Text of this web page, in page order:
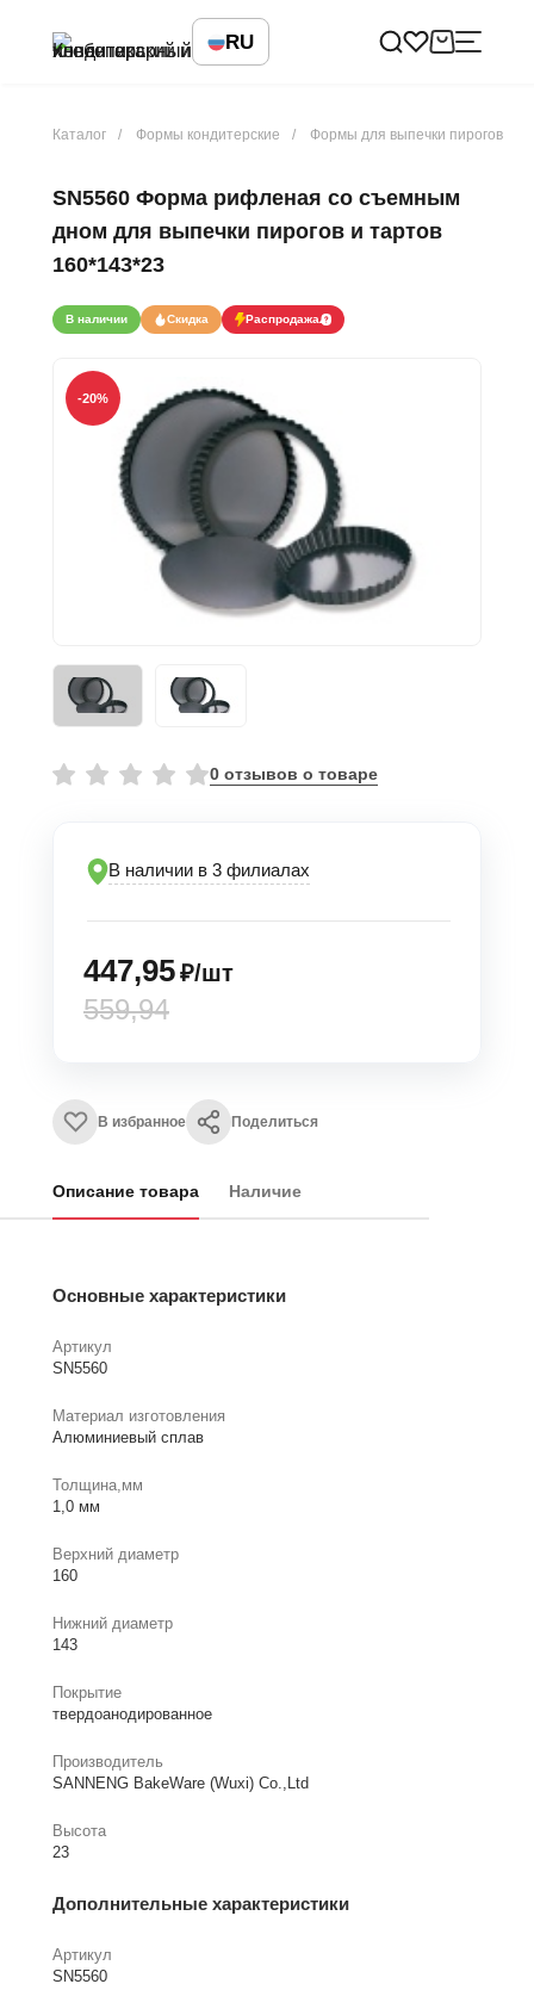
RU
Каталог Формы кондитерские Формы для выпечки пирогов
SN5560 Форма рифленая со съемным
дном для выпечки пирогов и тартов
160*143*23
В наличии Скидка Распродажа
-20%
0 отзывов о товаре
В наличии в 3 филиалах
447,95₽/шт
559,94
В избранное Поделиться
Описание товара Наличие
Основные характеристики
Артикул
SN5560
Материал изготовления
Алюминиевый сплав
Толщина,мм
1,0 мм
Верхний диаметр
160
Нижний диаметр
143
Покрытие
твердоанодированное
Производитель
SANNENG BakeWare (Wuxi) Co.,Ltd
Высота
23
Дополнительные характеристики
Артикул
SN5560